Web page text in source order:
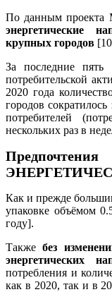
По данным проекта
энергетические
крупных городов
За последние пять
потребительской
2020 года
городов
потребителей
нескольких раз в
Как и прежде
упаковке объёмом
году].
Такжебез
энергетических
потребления и
как в 2020, так и в